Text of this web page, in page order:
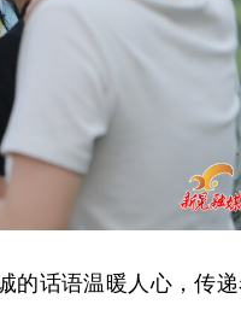
的话语温暖人心，传